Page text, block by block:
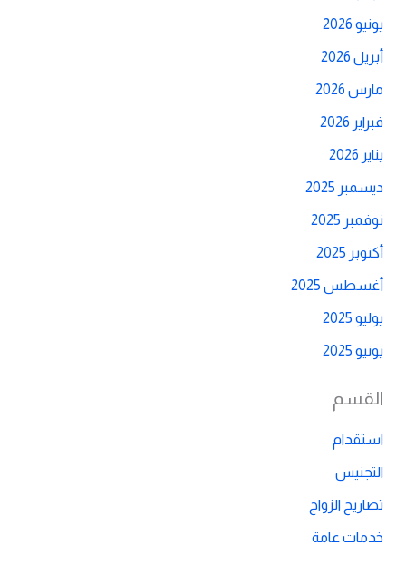
يونيو 2026
أبريل 2026
مارس 2026
فبراير 2026
يناير 2026
ديسمبر 2025
نوفمبر 2025
أكتوبر 2025
أغسطس 2025
يوليو 2025
يونيو 2025
القسم
استقدام
التجنيس
تصاريح الزواج
خدمات عامة